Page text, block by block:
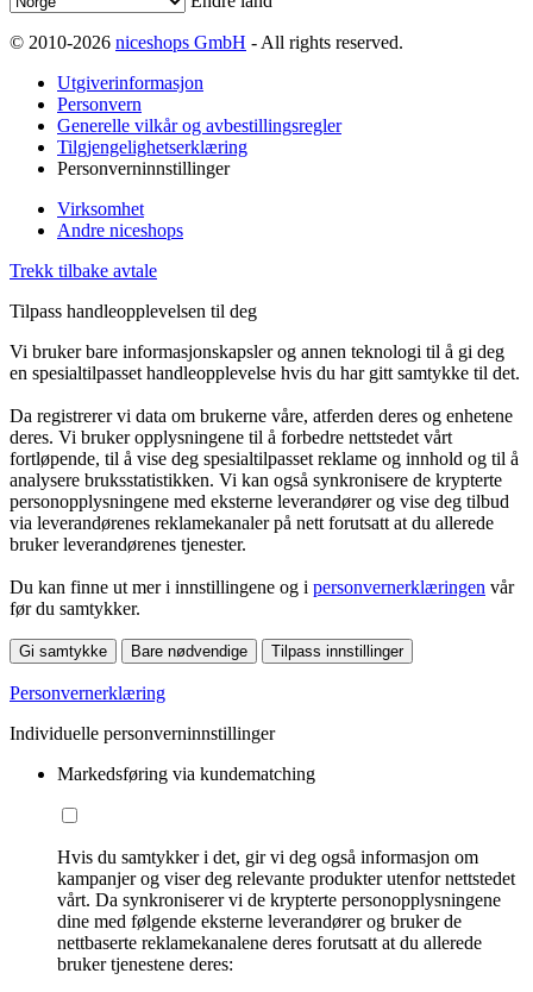
© 2010-2026 niceshops GmbH - All rights reserved.
Utgiverinformasjon
Personvern
Generelle vilkår og avbestillingsregler
Tilgjengelighetserklæring
Personverninnstillinger
Virksomhet
Andre niceshops
Trekk tilbake avtale
Tilpass handleopplevelsen til deg
Vi bruker bare informasjonskapsler og annen teknologi til å gi deg
en spesialtilpasset handleopplevelse hvis du har gitt samtykke til det.
Da registrerer vi data om brukerne våre, atferden deres og enhetene
deres. Vi bruker opplysningene til å forbedre nettstedet vårt
fortløpende, til å vise deg spesialtilpasset reklame og innhold og til å
analysere bruksstatistikken. Vi kan også synkronisere de krypterte
personopplysningene med eksterne leverandører og vise deg tilbud
via leverandørenes reklamekanaler på nett forutsatt at du allerede
bruker leverandørenes tjenester.
Du kan finne ut mer i innstillingene og i personvernerklæringen vår
før du samtykker.
Gi samtykke Bare nødvendige Tilpass innstillinger
Personvernerklæring
Individuelle personverninnstillinger
Markedsføring via kundematching
Hvis du samtykker i det, gir vi deg også informasjon om
kampanjer og viser deg relevante produkter utenfor nettstedet
vårt. Da synkroniserer vi de krypterte personopplysningene
dine med følgende eksterne leverandører og bruker de
nettbaserte reklamekanalene deres forutsatt at du allerede
bruker tjenestene deres: